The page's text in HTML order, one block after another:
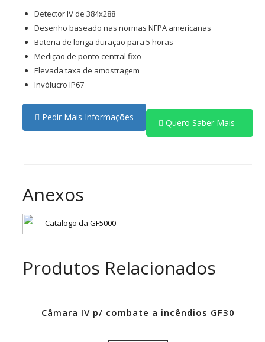
Detector IV de 384x288
Desenho baseado nas normas NFPA americanas
Bateria de longa duração para 5 horas
Medição de ponto central fixo
Elevada taxa de amostragem
Invólucro IP67
Pedir Mais Informações
Quero Saber Mais
Anexos
Catalogo da GF5000
Produtos Relacionados
Câmara IV p/ combate a incêndios GF30